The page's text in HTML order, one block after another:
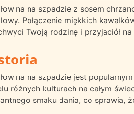
na szpadzie z sosem
Połączenie miękkich
Twoją rodzinę i przyjaciół
na szpadzie jest
różnych kulturach na całym
smaku dania, co sprawia,